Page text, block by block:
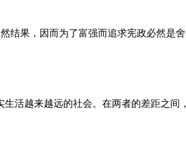
果，因而为了富强而追求宪政必然是
活越来越远的社会。在两者的差距之